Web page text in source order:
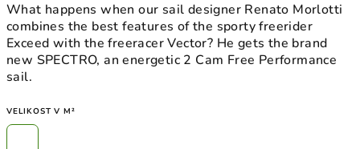
What happens when our sail designer Renato Morlotti
combines the best features of the sporty freerider
Exceed with the freeracer Vector? He gets the brand
new SPECTRO, an energetic 2 Cam Free Performance
sail.
VELIKOST V M²